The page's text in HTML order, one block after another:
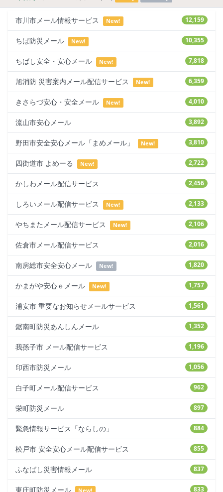
12,159
市川市メール情報サービス New!
10,355
ちば防災メール New!
7,818
ちばし安全・安心メール New!
6,359
旭消防 災害案内メール配信サービス New!
4,010
きさらづ安心・安全メール New!
3,892
流山市安心メール
3,810
野田市安全安心メール「まめメール」 New!
2,722
四街道市 よめーる New!
2,456
かしわメール配信サービス
2,133
しろいメール配信サービス New!
2,106
やちまたメール配信サービス New!
2,016
佐倉市メール配信サービス
1,820
南房総市安全安心メール New!
1,757
かまがや安心ｅメール New!
1,561
浦安市 重要なお知らせメールサービス
1,352
鋸南町防災あんしんメール
1,196
我孫子市 メール配信サービス
1,056
印西市防災メール
962
白子町メール配信サービス
897
栄町防災メール
884
緊急情報サービス「ならしの」
855
松戸市 安全安心メール配信サービス
837
ふなばし災害情報メール
833
東庄町防災メール New!